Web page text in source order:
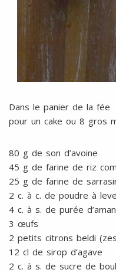
Dans le panier de la fée
pour un cake ou 8 gros
80 g de son d’avoine
45 g de farine de riz
25 g de farine de
2 c. à c. de poudre à
4 c. à s. de purée
3 œufs
2 petits citrons beldi
12 cl de sirop d’agave
2 c. à s. de sucre de